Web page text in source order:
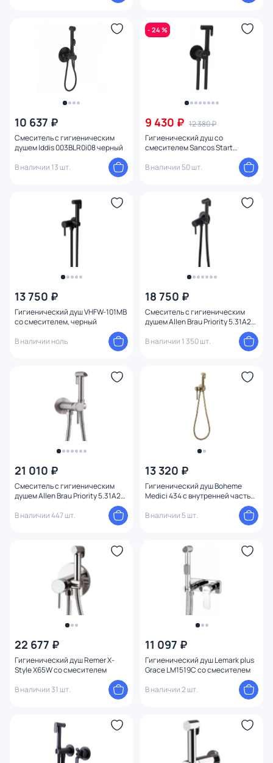
10 637 ₽
Смеситель с гигиеническим
душем Iddis 003BLR0i08 черный
В наличии 13 шт.
- 24 %
9 430 ₽ 12 380 ₽
Гигиенический душ со
смесителем Sancos Start
В наличии 50 шт.
13 750 ₽
Гигиенический душ VHFW-101MB
со смесителем, черный
В наличии ноль
18 750 ₽
Смеситель с гигиеническим
душем Allen Brau Priority 5.31A29-
В наличии 1 350 шт.
21 010 ₽
Смеситель с гигиеническим
душем Allen Brau Priority 5.31A29-
В наличии 447 шт.
13 320 ₽
Гигиенический душ Boheme
Medici 434 с внутренней частью
В наличии 5 шт.
22 677 ₽
Гигиенический душ Remer X-
Style X65W со смесителем
В наличии 31 шт.
11 097 ₽
Гигиенический душ Lemark plus
Grace LM1519C со смесителем
В наличии 2 шт.